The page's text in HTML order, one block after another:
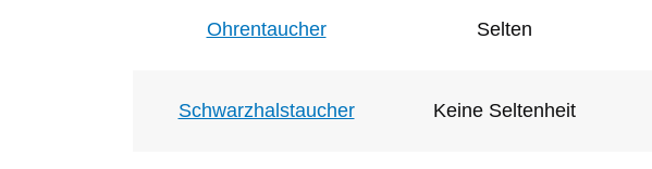
Ohrentaucher Selten
Schwarzhalstaucher Keine Seltenheit